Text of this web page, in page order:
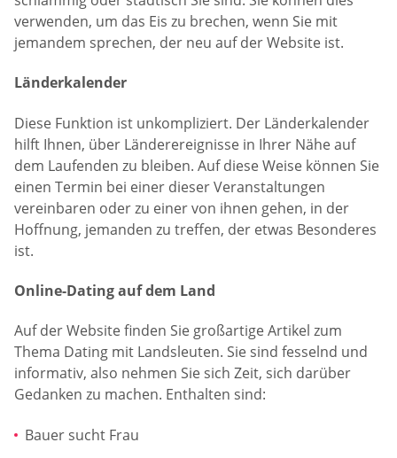
verwenden, um das Eis zu brechen, wenn Sie mit
jemandem sprechen, der neu auf der Website ist.
Länderkalender
Diese Funktion ist unkompliziert. Der Länderkalender
hilft Ihnen, über Länderereignisse in Ihrer Nähe auf
dem Laufenden zu bleiben. Auf diese Weise können Sie
einen Termin bei einer dieser Veranstaltungen
vereinbaren oder zu einer von ihnen gehen, in der
Hoffnung, jemanden zu treffen, der etwas Besonderes
ist.
Online-Dating auf dem Land
Auf der Website finden Sie großartige Artikel zum
Thema Dating mit Landsleuten. Sie sind fesselnd und
informativ, also nehmen Sie sich Zeit, sich darüber
Gedanken zu machen. Enthalten sind:
Bauer sucht Frau